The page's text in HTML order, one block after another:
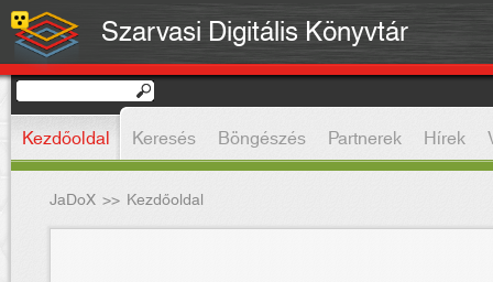
Szarvasi Digitális Könyvtár
Kezdőoldal Keresés Böngészés Partnerek Hírek
JaDoX >> Kezdőoldal